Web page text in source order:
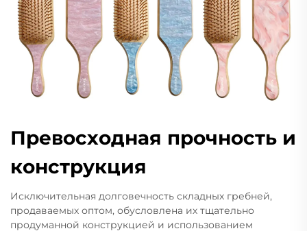
Превосходная прочность и
конструкция
Исключительная долговечность складных гребней,
продаваемых оптом, обусловлена их тщательно
продуманной конструкцией и использованием